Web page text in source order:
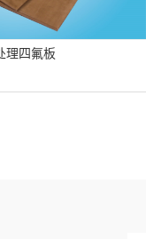
理四氟板